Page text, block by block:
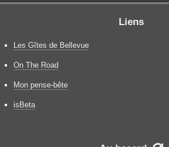
Liens
Les Gîtes de Bellevue
On The Road
Mon pense-bête
isBeta